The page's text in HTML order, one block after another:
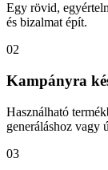
Egy rövid,
és bizalmat épít.
02
Kampányra
Használható
generáláshoz vagy
03